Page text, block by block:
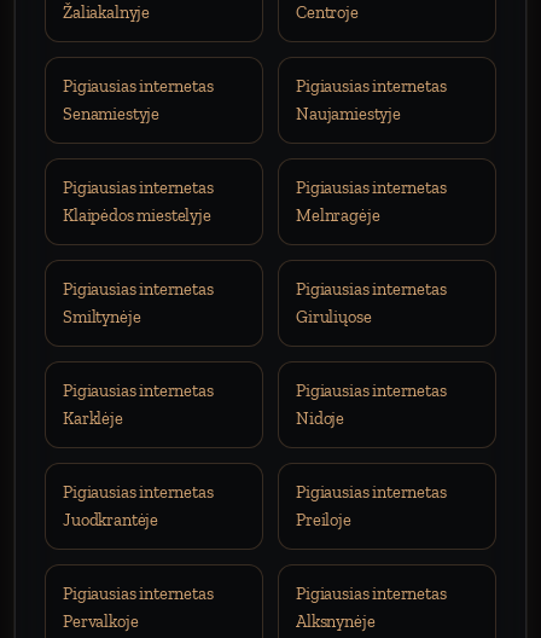
Žaliakalnyje
Centroje
Pigiausias internetas
Senamiestyje
Pigiausias internetas
Naujamiestyje
Pigiausias internetas
Klaipėdos miestelyje
Pigiausias internetas
Melnragėje
Pigiausias internetas
Smiltynėje
Pigiausias internetas
Giruliųose
Pigiausias internetas
Karklėje
Pigiausias internetas
Nidoje
Pigiausias internetas
Juodkrantėje
Pigiausias internetas
Preiloje
Pigiausias internetas
Pervalkoje
Pigiausias internetas
Alksnynėje